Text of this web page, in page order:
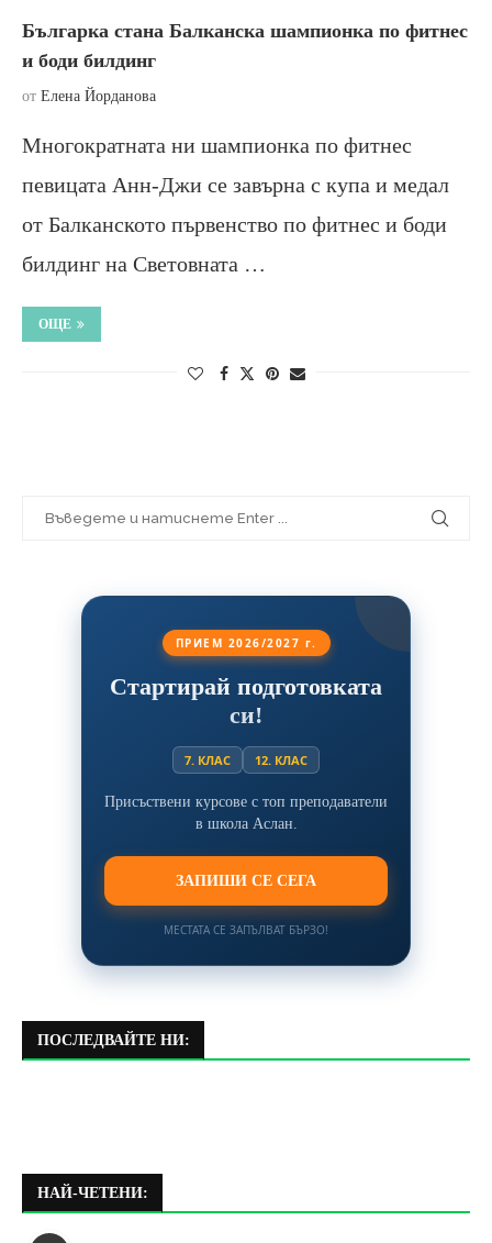
Българка стана Балканска шампионка по фитнес
и боди билдинг
от Елена Йорданова
Многократната ни шампионка по фитнес
певицата Анн-Джи се завърна с купа и медал
от Балканското първенство по фитнес и боди
билдинг на Световната …
ОЩЕ
ПРИЕМ 2026/2027 г.
Стартирай подготовката
си!
7. КЛАС 12. КЛАС
Присъствени курсове с топ преподаватели
в школа Аслан.
ЗАПИШИ СЕ СЕГА
МЕСТАТА СЕ ЗАПЪЛВАТ БЪРЗО!
ПОСЛЕДВАЙТЕ НИ:
НАЙ-ЧЕТЕНИ: